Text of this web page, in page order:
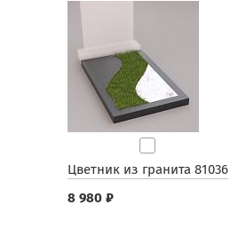
Цветник из гранита 81036
8 980 ₽